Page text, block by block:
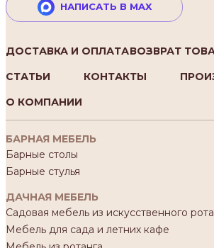
НАПИСАТЬ В MAX
ДОСТАВКА И ОПЛАТАВОЗВРАТ
СТАТЬИ
КОНТАКТЫ
О КОМПАНИИ
БАРНАЯ МЕБЕЛЬ
Барные столы
Барные стулья
ДАЧНАЯ МЕБЕЛЬ
Садовая мебель из искусственного
Мебель для сада и летних кафе